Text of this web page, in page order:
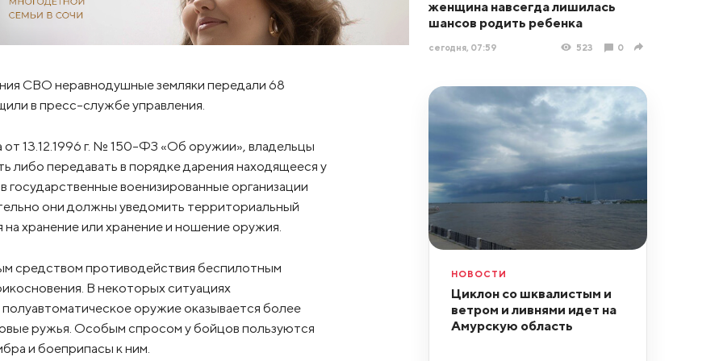
СВО неравнодушные земляки передали 68
в пресс-службе управления.
от 13.12.1996 г. № 150-ФЗ «Об оружии», владельцы
либо передавать в порядке дарения находящееся у
военизированные организации
они должны уведомить территориальный
хранение или хранение и ношение оружия.
средством противодействия беспилотным
В некоторых ситуациях
оружие оказывается более
ружья. Особым спросом у бойцов пользуются
и боеприпасы к ним.
женщина навсегда лишилась
шансов родить ребенка
сегодня, 07:59 523 0
НОВОСТИ
Циклон со шквалистым и
ветром и ливнями идет на
Амурскую область